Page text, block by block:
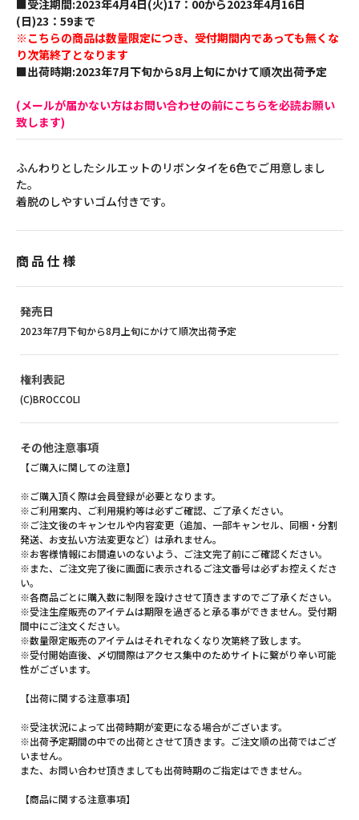
■受注期間:2023年4月4日(火)17：00から2023年4月16日
(日)23：59まで
※こちらの商品は数量限定につき、受付期間内であっても無くな
り次第終了となります
■出荷時期:2023年7月下旬から8月上旬にかけて順次出荷予定
(メールが届かない方はお問い合わせの前にこちらを必読お願い
致します)
ふんわりとしたシルエットのリボンタイを6色でご用意しまし
た。
着脱のしやすいゴム付きです。
商品仕様
発売日
2023年7月下旬から8月上旬にかけて順次出荷予定
権利表記
(C)BROCCOLI
その他注意事項
【ご購入に関しての注意】
※ご購入頂く際は会員登録が必要となります。
※ご利用案内、ご利用規約等は必ずご確認、ご了承ください。
※ご注文後のキャンセルや内容変更（追加、一部キャンセル、同梱・分割
発送、お支払い方法変更など）は承れません。
※お客様情報にお間違いのないよう、ご注文完了前にご確認ください。
※また、ご注文完了後に画面に表示されるご注文番号は必ずお控えくださ
い。
※各商品ごとに購入数に制限を設けさせて頂きますのでご了承ください。
※受注生産販売のアイテムは期限を過ぎると承る事ができません。受付期
間中にご注文ください。
※数量限定販売のアイテムはそれぞれなくなり次第終了致します。
※受付開始直後、〆切間際はアクセス集中のためサイトに繋がり辛い可能
性がございます。
【出荷に関する注意事項】
※受注状況によって出荷時期が変更になる場合がございます。
※出荷予定期間の中での出荷とさせて頂きます。ご注文順の出荷ではござ
いません。
また、お問い合わせ頂きましても出荷時期のご指定はできません。
【商品に関する注意事項】